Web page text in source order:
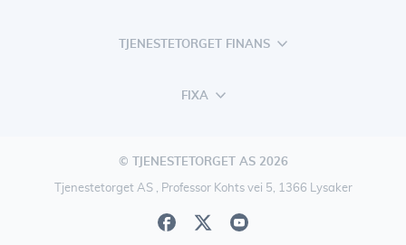
TJENESTETORGET FINANS
FIXA
© TJENESTETORGET AS 2026
Tjenestetorget AS , Professor Kohts vei 5, 1366 Lysaker